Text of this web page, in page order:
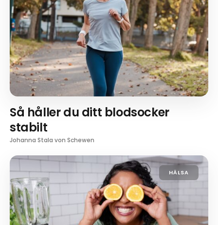
Så håller du ditt blodsocker
stabilt
Johanna Stala von Schewen
HÄLSA